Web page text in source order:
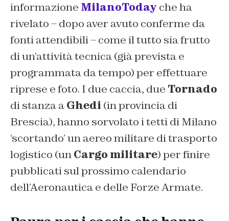
informazione MilanoToday che ha
rivelato – dopo aver avuto conferme da
fonti attendibili – come il tutto sia frutto
di un’attività tecnica (già prevista e
programmata da tempo) per effettuare
riprese e foto. I due caccia, due Tornado
di stanza aGhedi (in provincia di
Brescia), hanno sorvolato i tetti di Milano
‘scortando’ un aereo militare di trasporto
logistico (unCargo militare) per finire
pubblicati sul prossimo calendario
dell’Aeronautica e delle Forze Armate.